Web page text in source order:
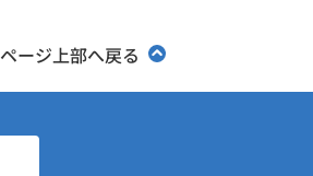
ページ上部へ戻る
ン